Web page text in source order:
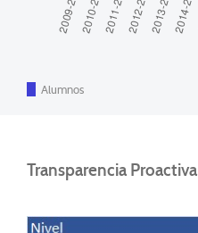
Alumnos
Transparencia Proactiva